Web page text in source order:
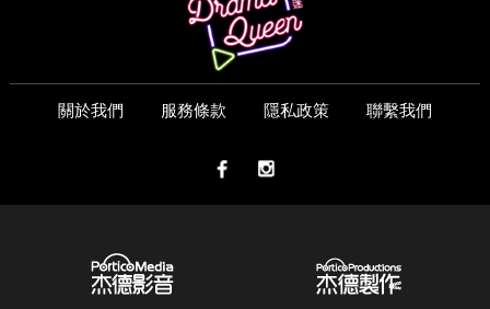
關於我們 服務條款 隱私政策 聯繫我們